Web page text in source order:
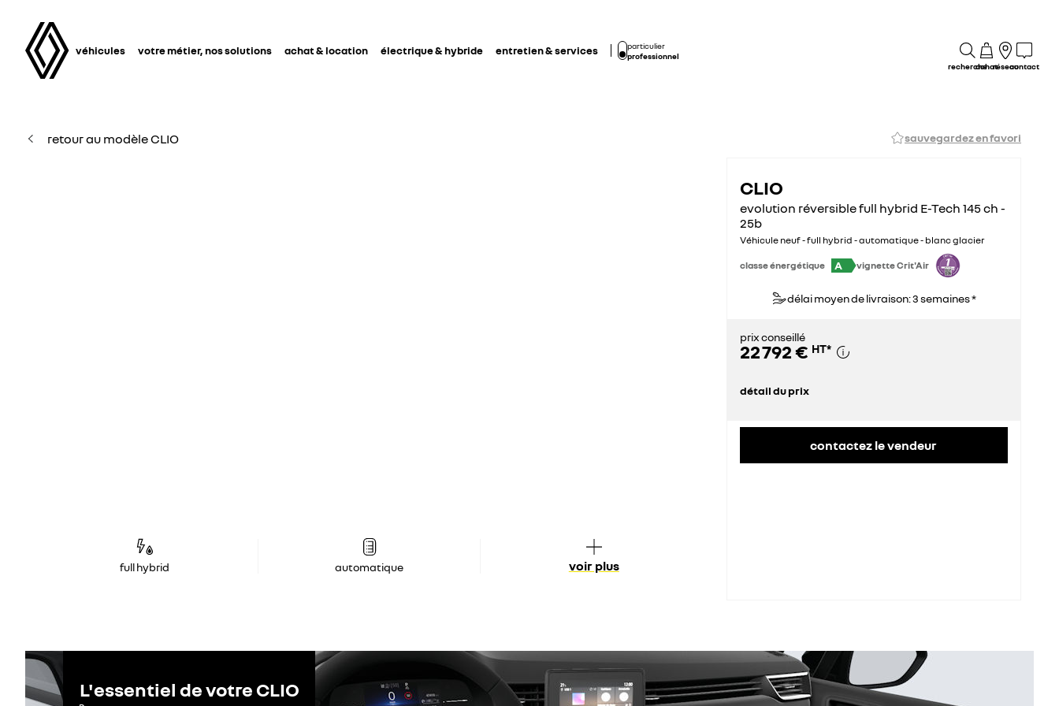
véhicules votre métier, nos solutions achat & location électrique & hybride entretien & services
particulier
professionnel
rechercheachatréseaucontact
retour au modèle CLIO sauvegardez en favori
full hybrid automatique voir plus
CLIO
evolution réversible full hybrid E-Tech 145 ch -
25b
Véhicule neuf - full hybrid - automatique - blanc glacier
classe énergétique A vignette Crit'Air
délai moyen de livraison: 3 semaines *
prix conseillé
22 792 € HT*
détail du prix
contactez le vendeur
L'essentiel de votre CLIO